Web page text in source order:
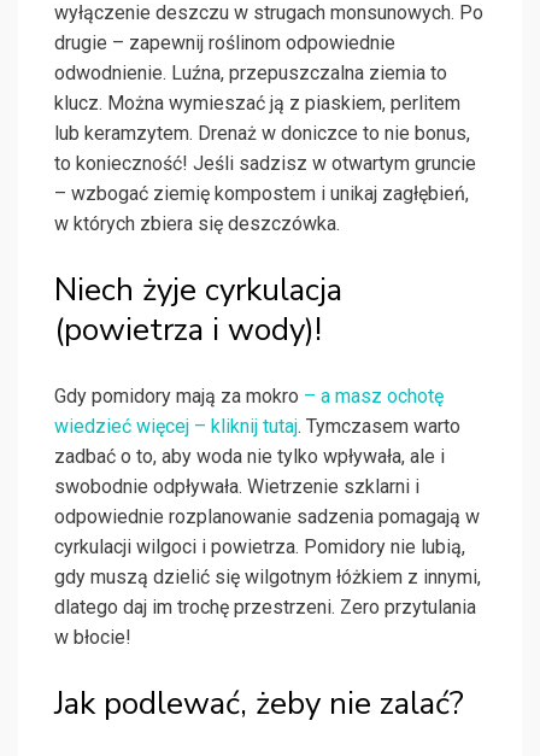
wyłączenie deszczu w strugach monsunowych. Po
drugie – zapewnij roślinom odpowiednie
odwodnienie. Luźna, przepuszczalna ziemia to
klucz. Można wymieszać ją z piaskiem, perlitem
lub keramzytem. Drenaż w doniczce to nie bonus,
to konieczność! Jeśli sadzisz w otwartym gruncie
– wzbogać ziemię kompostem i unikaj zagłębień,
w których zbiera się deszczówka.
Niech żyje cyrkulacja
(powietrza i wody)!
Gdy pomidory mają za mokro – a masz ochotę
wiedzieć więcej – kliknij tutaj. Tymczasem warto
zadbać o to, aby woda nie tylko wpływała, ale i
swobodnie odpływała. Wietrzenie szklarni i
odpowiednie rozplanowanie sadzenia pomagają w
cyrkulacji wilgoci i powietrza. Pomidory nie lubią,
gdy muszą dzielić się wilgotnym łóżkiem z innymi,
dlatego daj im trochę przestrzeni. Zero przytulania
w błocie!
Jak podlewać, żeby nie zalać?